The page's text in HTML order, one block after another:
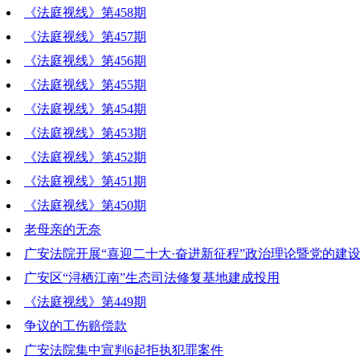
《法庭视线》第458期
《法庭视线》第457期
《法庭视线》第456期
《法庭视线》第455期
《法庭视线》第454期
《法庭视线》第453期
《法庭视线》第452期
《法庭视线》第451期
《法庭视线》第450期
老母亲的无奈
广安法院开展“喜迎二十大·奋进新征程”政治理论暨党的建
广安区“浔栖江南”生态司法修复基地建成投用
《法庭视线》第449期
争议的工伤赔偿款
广安法院集中宣判6起拒执犯罪案件